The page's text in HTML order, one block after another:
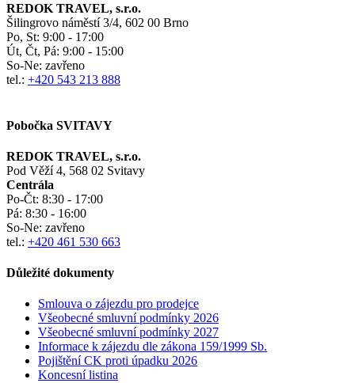
REDOK TRAVEL, s.r.o.
Šilingrovo náměstí 3/4, 602 00 Brno
Po, St: 9:00 - 17:00
Út, Čt, Pá: 9:00 - 15:00
So-Ne: zavřeno
tel.: +420 543 213 888
Pobočka SVITAVY
REDOK TRAVEL, s.r.o.
Pod Věží 4, 568 02 Svitavy
Centrála
Po-Čt: 8:30 - 17:00
Pá: 8:30 - 16:00
So-Ne: zavřeno
tel.: +420 461 530 663
Důležité dokumenty
Smlouva o zájezdu pro prodejce
Všeobecné smluvní podmínky 2026
Všeobecné smluvní podmínky 2027
Informace k zájezdu dle zákona 159/1999 Sb.
Pojištění CK proti úpadku 2026
Koncesní listina